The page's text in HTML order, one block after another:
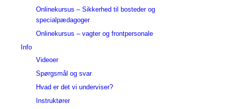
Onlinekursus – Sikkerhed til bosteder og
specialpædagoger
Onlinekursus – vagter og frontpersonale
Info
Videoer
Spørgsmål og svar
Hvad er det vi underviser?
Instruktører